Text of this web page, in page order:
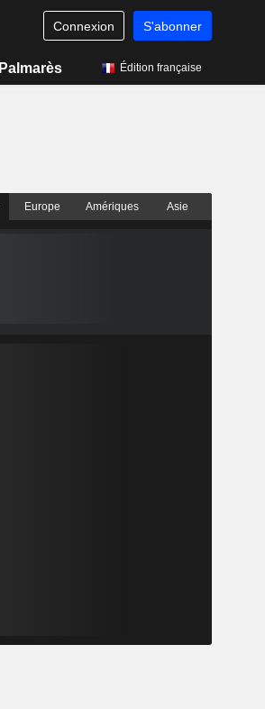
Connexion S'abonner
Palmarès Édition française
Europe Amériques Asie